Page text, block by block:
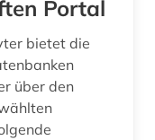
Portal
bietet die
über den